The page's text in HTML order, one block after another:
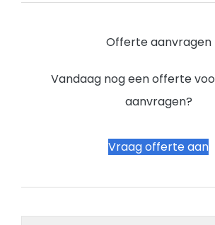
Offerte aanvragen
Vandaag nog een offerte
aanvragen?
Vraag offerte aan